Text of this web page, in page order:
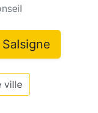
Salsigne
ville